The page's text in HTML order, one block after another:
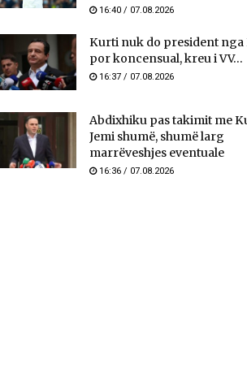
16:40 / 07.08.2026
Kurti nuk do president nga
por koncensual, kreu i VV...
16:37 / 07.08.2026
Abdixhiku pas takimit me
Jemi shumë, shumë larg
marrëveshjes eventuale
16:36 / 07.08.2026